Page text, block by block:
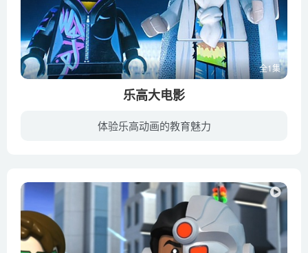
全1集
乐高大电影
体验乐高动画的教育魅力